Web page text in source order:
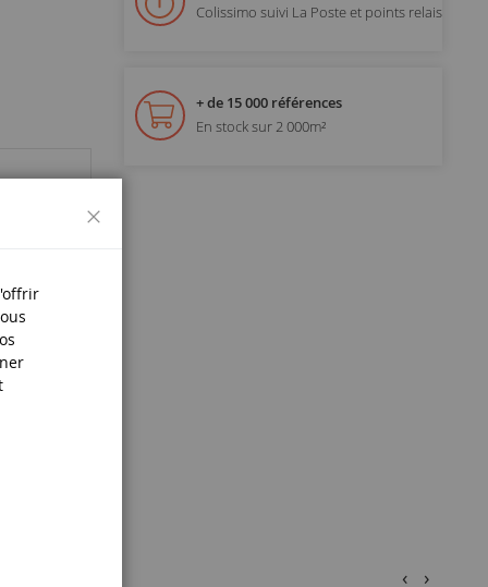
Colissimo suivi La Poste et points relais
+ de 15 000 références
En stock sur 2 000m²
‹ ›